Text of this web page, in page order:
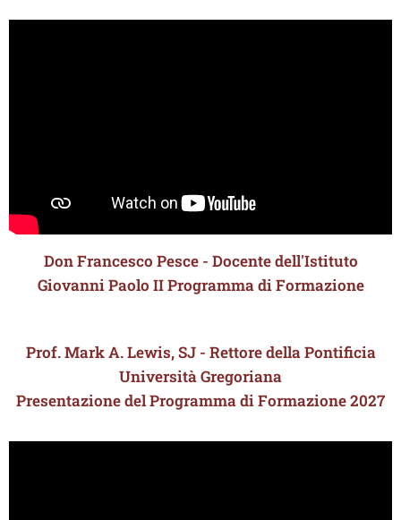
Don Francesco Pesce - Docente dell'Istituto
Giovanni Paolo II Programma di Formazione
Prof. Mark A. Lewis, SJ - Rettore della Pontificia
Università Gregoriana
Presentazione del Programma di Formazione 2027